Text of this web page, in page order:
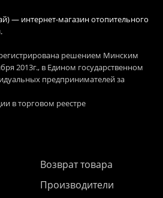
— интернет-магазин отопительного
решением Минским
2013г., в Едином государственном
предпринимателей за
в торговом реестре
Возврат товара
Производители